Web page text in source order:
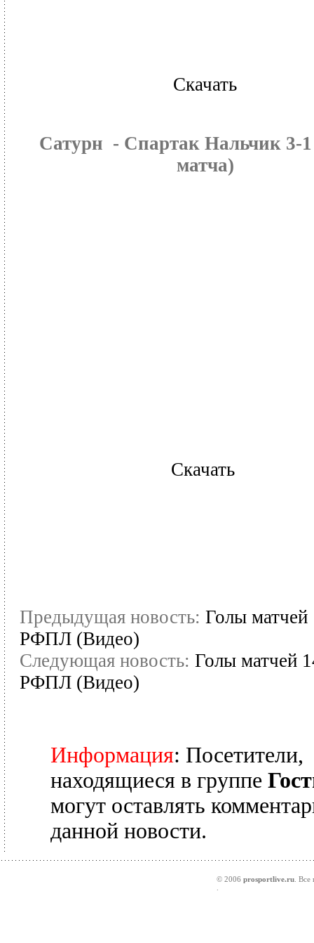
Скачать
Cатурн - Спартак Нальчик 3-1
матча)
Скачать
Предыдущая новость: Голы матчей
РФПЛ (Видео)
Следующая новость: Голы матчей
РФПЛ (Видео)
Информация: Посетители,
находящиеся в группе
могут оставлять
данной новости.
© 2006prosportlive.ru .